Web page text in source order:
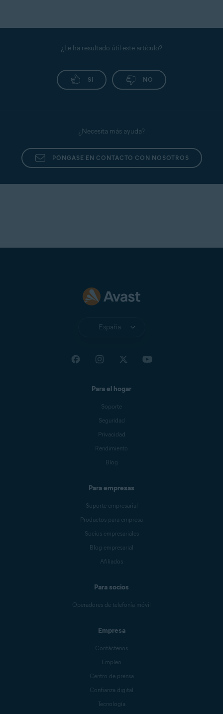
¿Le ha resultado útil este artículo?
SÍ NO
¿Necesita más ayuda?
PÓNGASE EN CONTACTO CON NOSOTROS
España
Para el hogar
Soporte
Seguridad
Privacidad
Rendimiento
Blog
Para empresas
Soporte empresarial
Productos para empresa
Socios empresariales
Blog empresarial
Afiliados
Para socios
Operadores de telefonía móvil
Empresa
Contáctenos
Empleo
Centro de prensa
Confianza digital
Tecnología